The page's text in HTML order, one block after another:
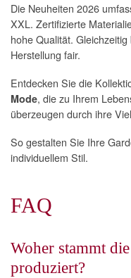
Die Neuheiten 2026
XXL. Zertifizierte
hohe Qualität.
Herstellung fair.
Entdecken Sie die
Mode, die zu Ihrem
überzeugen durch ihre
So gestalten Sie Ihre
individuellem Stil.
FAQ
Woher stammt
produziert?